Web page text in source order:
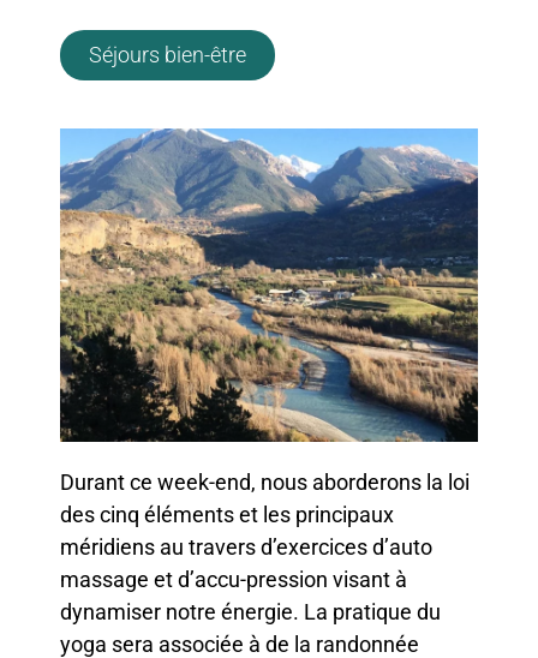
Séjours bien-être
Durant ce week-end, nous aborderons la loi
des cinq éléments et les principaux
méridiens au travers d’exercices d’auto
massage et d’accu-pression visant à
dynamiser notre énergie. La pratique du
yoga sera associée à de la randonnée